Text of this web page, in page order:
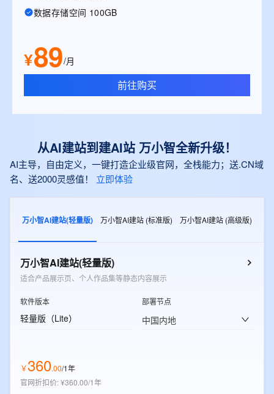
数据存储空间 100GB
¥89/月
前往购买
从AI建站到建AI站 万小智全新升级！
AI主导，自由定义，一键打造企业级官网，全栈能力；送.CN域
名、送2000灵感值！
立即体验
万小智AI建站(轻量版) 万小智AI建站 (标准版) 万小智AI建站 (高级版)
万小智AI建站(轻量版)
适合产品展示页、个人作品集等静态内容展示
软件版本
轻量版（Lite）
部署节点
中国内地
￥360.00/1年
官网折扣价:¥360.00/1年